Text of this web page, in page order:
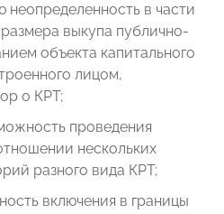
неопределенность в части
выкупа публично-
объекта капитального
лицом,
о КРТ;
проведения
нескольких
разного вида КРТ;
включения в границы